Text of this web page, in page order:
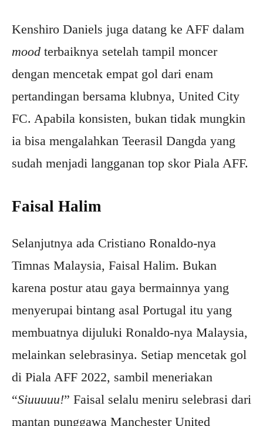
Kenshiro Daniels juga datang ke AFF dalam
mood terbaiknya setelah tampil moncer
dengan mencetak empat gol dari enam
pertandingan bersama klubnya, United City
FC. Apabila konsisten, bukan tidak mungkin
ia bisa mengalahkan Teerasil Dangda yang
sudah menjadi langganan top skor Piala AFF.
Faisal Halim
Selanjutnya ada Cristiano Ronaldo-nya
Timnas Malaysia, Faisal Halim. Bukan
karena postur atau gaya bermainnya yang
menyerupai bintang asal Portugal itu yang
membuatnya dijuluki Ronaldo-nya Malaysia,
melainkan selebrasinya. Setiap mencetak gol
di Piala AFF 2022, sambil meneriakan
“Siuuuuu!” Faisal selalu meniru selebrasi dari
mantan punggawa Manchester United